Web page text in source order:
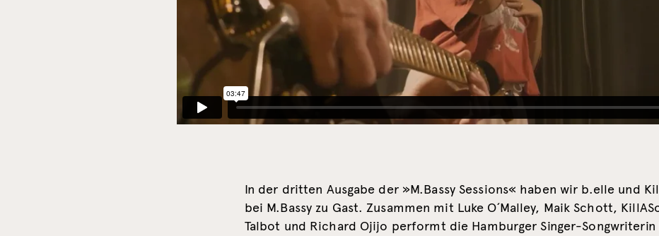
In der dritten Ausgabe der »M.Bassy Sessions« haben wir b.elle und
bei M.Bassy zu Gast. Zusammen mit Luke O´Malley, Maik Schott,
Talbot und Richard Ojijo performt die Hamburger Singer-